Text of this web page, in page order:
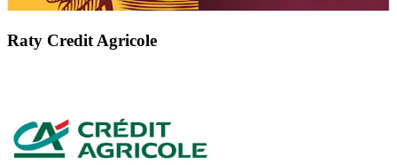
Raty Credit Agricole